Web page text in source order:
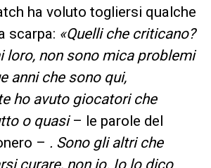
ha voluto togliersi qualche
scarpa: «Quelli che criticano?
loro, non sono mica problemi
anni che sono qui,
ho avuto giocatori che
o quasi– le parole del
– . Sono gli altri che